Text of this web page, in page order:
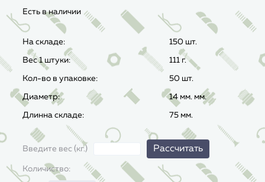
Есть в наличии
На складе: 150 шт.
Вес 1 штуки: 111 г.
Кол-во в упаковке: 50 шт.
Диаметр: 14 мм. мм.
Длинна складе: 75 мм.
Введите вес (кг.) Рассчитать
Количиство: